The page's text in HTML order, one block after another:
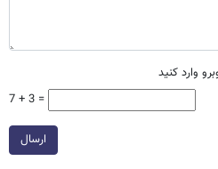
وارد کنید
7 + 3 =
ارسال